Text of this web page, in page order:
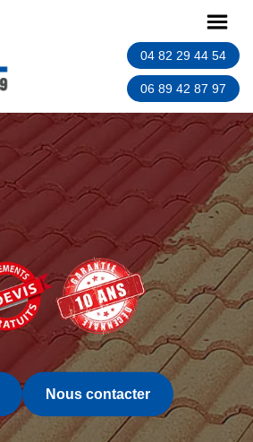
04 82 29 44 54
06 89 42 87 97
Nous contacter